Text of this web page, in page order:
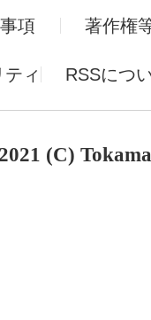
項 著作権
ィ RSSにつ
2021 (C)